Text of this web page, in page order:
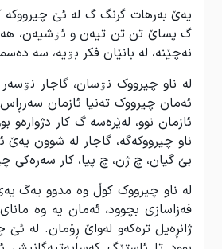
یەێ بەرهات گرنگ گ لە ئێ چیرووکە
گ پساێ تن تن تیەن و ئۊشیەن، هەر
نەچێنە، لە بانێان فکر بۊیە، سە
لە ناو چیرووک نۊسان، گاجار
ئەمان چیرووک تەنیا ئازمان
ئازمان نوو، لەێرەسە گ کار
ناو چیرووکەگە، گاجار لە شوون
بێ گیان، چ ژن، چ پیا، کار
لە ناو چیرووک کوڵ وە مدوو یەگ
فەزاسازی بچوود، ئەمان یە وە
ژانڕەیل ترەکەو لەواێ ڕۆمان. لە